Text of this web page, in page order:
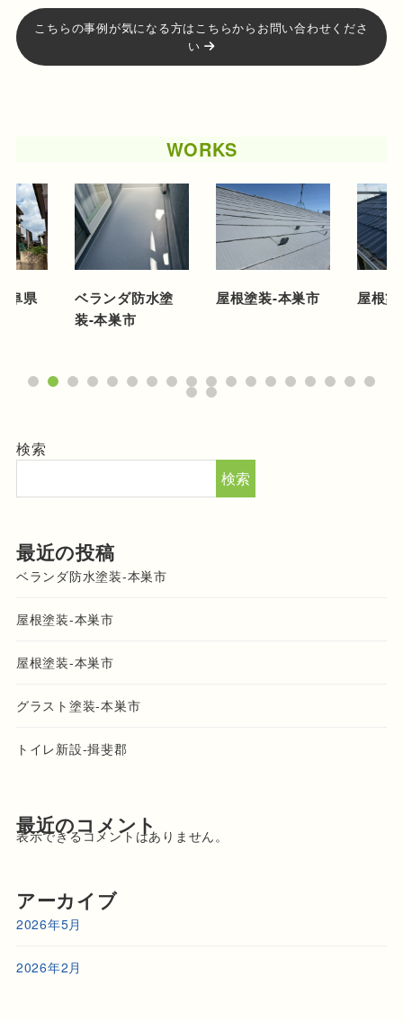
こちらの事例が気になる方はこちらからお問い合わせくださ
い
WORKS
阜県
ベランダ防水塗
装-本巣市
屋根塗装-本巣市 屋根
10 11 12 13 14 15 16 17
19
検索
検索
最近の投稿
ベランダ防水塗装-本巣市
屋根塗装-本巣市
屋根塗装-本巣市
グラスト塗装-本巣市
トイレ新設-揖斐郡
最近のコメント
表示できるコメントはありません。
アーカイブ
2026年5月
2026年2月